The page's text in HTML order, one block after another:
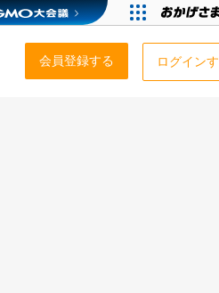
会員登録する ログイン